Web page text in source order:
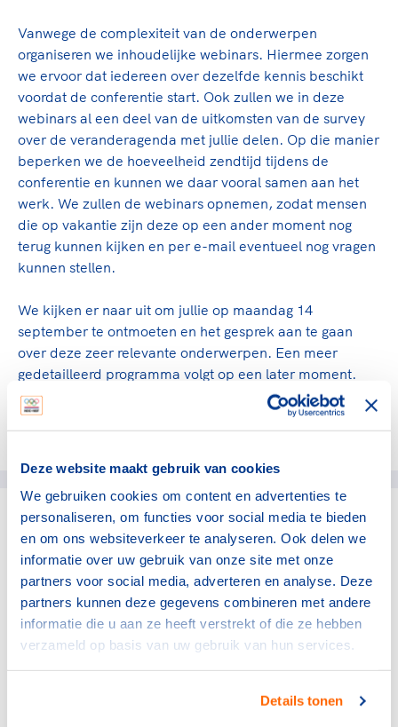
Deze website maakt gebruik van cookies
We gebruiken cookies om content en advertenties te
personaliseren, om functies voor social media te bieden
en om ons websiteverkeer te analyseren. Ook delen we
informatie over uw gebruik van onze site met onze
partners voor social media, adverteren en analyse. Deze
partners kunnen deze gegevens combineren met andere
informatie die u aan ze heeft verstrekt of die ze hebben
verzameld op basis van uw gebruik van hun services.
Details tonen
Vanwege de complexiteit van de onderwerpen
organiseren we inhoudelijke webinars. Hiermee zorgen
we ervoor dat iedereen over dezelfde kennis beschikt
voordat de conferentie start. Ook zullen we in deze
webinars al een deel van de uitkomsten van de survey
over de veranderagenda met jullie delen. Op die manier
beperken we de hoeveelheid zendtijd tijdens de
conferentie en kunnen we daar vooral samen aan het
werk. We zullen de webinars opnemen, zodat mensen
die op vakantie zijn deze op een ander moment nog
terug kunnen kijken en per e-mail eventueel nog vragen
kunnen stellen.
We kijken er naar uit om jullie op maandag 14
september te ontmoeten en het gesprek aan te gaan
over deze zeer relevante onderwerpen. Een meer
gedetailleerd programma volgt op een later moment.
Deel dit artikel op social media:
gerelateerde artikelen
Bonden
Grote zorgen over
afhandeling BOSA-
aanvragen 2026
30 april 2026